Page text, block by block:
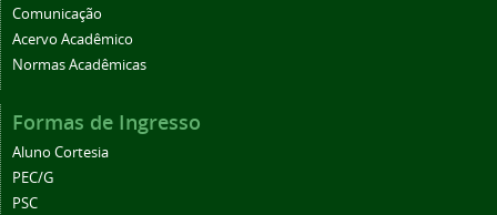
Comunicação
Acervo Acadêmico
Normas Acadêmicas
Formas de Ingresso
Aluno Cortesia
PEC/G
PSC